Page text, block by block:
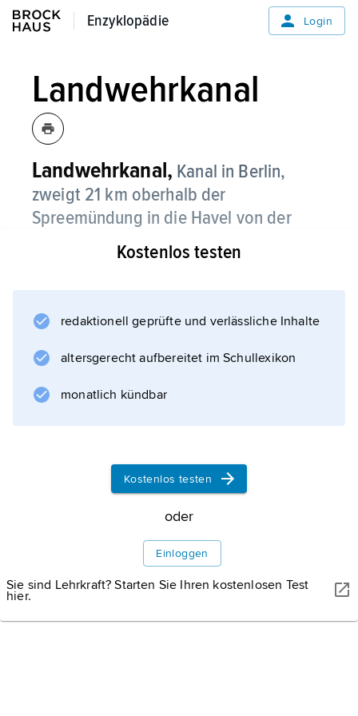
Enzyklopädie
Enzyklopädie Login
Landwehrkanal
Landwehrkanal, Kanal in Berlin,
zweigt 21 km oberhalb der
Spreemündung in die Havel von der
Oberspree ab, mündet nach 11 km in
Charlottenburg in die Unterspree;
Mindesttiefe 2 m, dient heute vorwiegend der
Kostenlos testen
redaktionell geprüfte und verlässliche Inhalte
altersgerecht aufbereitet im Schullexikon
monatlich kündbar
Kostenlos testen
oder
Einloggen
Sie sind Lehrkraft? Starten Sie Ihren kostenlosen Test
hier.